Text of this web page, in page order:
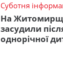
Суботня
На
засудили
однорічної